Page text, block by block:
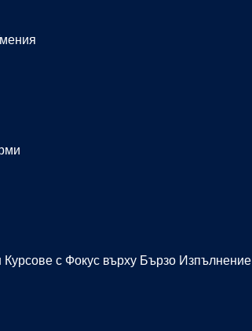
с Фокус върху Бързо Изпълнение